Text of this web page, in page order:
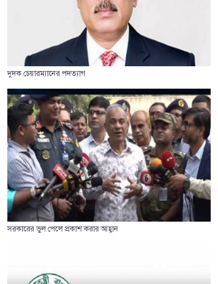
দুদক চেয়ারম্যানের পদত্যাগ
সরকারের ভুল পেলে প্রকাশ করার আহ্বান